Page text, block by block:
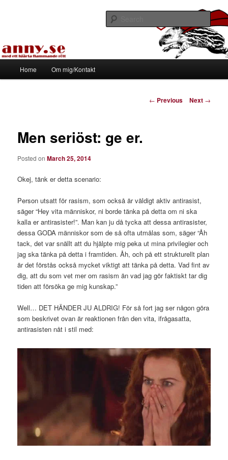
Tapirhen
Home Om mig/Kontakt
Post
← Previous Next →
Men seriöst: ge er.
Posted onMarch 25, 2014
Okej, tänk er detta scenario:
Person utsatt för rasism, som också är väldigt aktiv antirasist,
säger “Hey vita människor, ni borde tänka på detta om ni ska
kalla er antirasister!”. Man kan ju då tycka att dessa antirasister,
dessa GODA människor som de så ofta utmålas som, säger “Åh
tack, det var snällt att du hjälpte mig peka ut mina privilegier och
jag ska tänka på detta i framtiden. Åh, och på ett strukturellt plan
är det förstås också mycket viktigt att tänka på detta. Vad fint av
dig, att du som vet mer om rasism än vad jag gör faktiskt tar dig
tiden att försöka ge mig kunskap.”
Well… DET HÄNDER JU ALDRIG! För så fort jag ser någon göra
som beskrivet ovan är reaktionen från den vita, ifrågasatta,
antirasisten nåt i stil med: